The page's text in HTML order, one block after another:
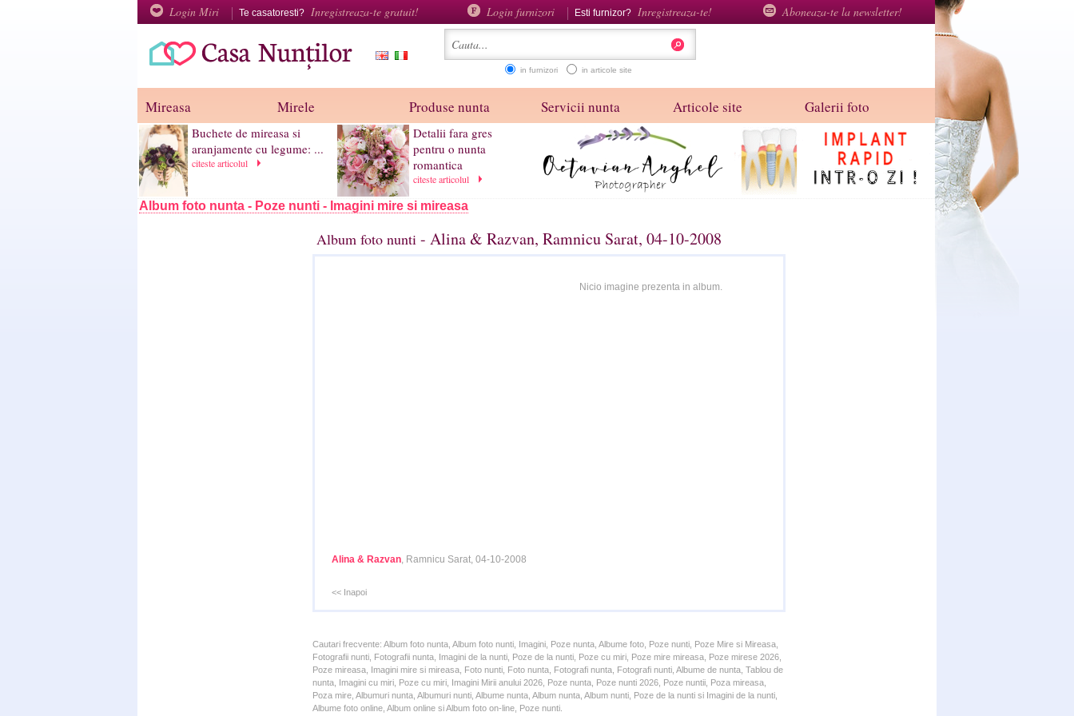
Login Miri Te casatoresti? Inregistreaza-te gratuit! Login furnizori Esti furnizor? Inregistreaza-te! Aboneaza-te la newsletter!
in furnizori in articole site
Mireasa Mirele Produse nunta Servicii nunta Articole site Galerii foto
Buchete de mireasa si
aranjamente cu legume: ...
citeste articolul
Detalii fara gres
pentru o nunta
romantica
citeste articolul
Album foto nunta - Poze nunti - Imagini mire si mireasa
Album foto nunti - Alina & Razvan, Ramnicu Sarat, 04-10-2008
Nicio imagine prezenta in album.
Alina & Razvan, Ramnicu Sarat, 04-10-2008
<< Inapoi
Cautari frecvente: Album foto nunta, Album foto nunti, Imagini, Poze nunta, Albume foto, Poze nunti, Poze Mire si Mireasa,
Fotografii nunti, Fotografii nunta, Imagini de la nunti, Poze de la nunti, Poze cu miri, Poze mire mireasa, Poze mirese 2026,
Poze mireasa, Imagini mire si mireasa, Foto nunti, Foto nunta, Fotografi nunta, Fotografi nunti, Albume de nunta, Tablou de
nunta, Imagini cu miri, Poze cu miri, Imagini Mirii anului 2026, Poze nunta, Poze nunti 2026, Poze nuntii, Poza mireasa,
Poza mire, Albumuri nunta, Albumuri nunti, Albume nunta, Album nunta, Album nunti, Poze de la nunti si Imagini de la nunti,
Albume foto online, Album online si Album foto on-line, Poze nunti.